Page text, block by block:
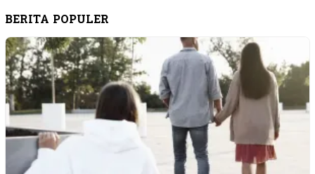
BERITA POPULER